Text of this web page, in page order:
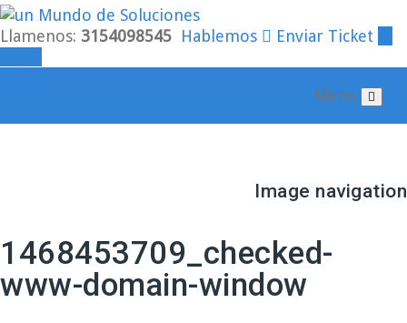
Llamenos: 3154098545 Hablemos
Enviar Ticket
Menu
Image navigation
1468453709_checked-
www-domain-window